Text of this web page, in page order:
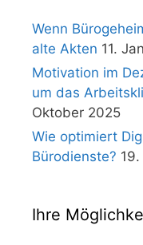
Wenn
alte Akten 11.
Motivation im
um das
Oktober 2025
Wie optimiert
Bürodienste?
Ihre